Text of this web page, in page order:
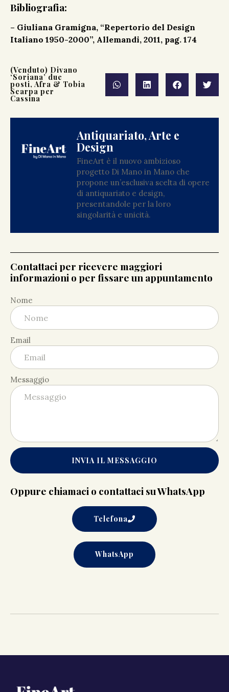
Bibliografia:
– Giuliana Gramigna, “Repertorio del Design
Italiano 1950-2000”, Allemandi, 2011, pag. 174
(Venduto) Divano
‘Soriana’ due
posti, Afra & Tobia
Scarpa per
Cassina
Antiquariato, Arte e
Design
FineArt è il nuovo ambizioso
progetto Di Mano in Mano che
propone un’esclusiva scelta di opere
di antiquariato e design,
presentandole per la loro
singolarità e unicità.
Contattaci per ricevere maggiori
informazioni o per fissare un appuntamento
Nome
Email
Messaggio
INVIA IL MESSAGGIO
Oppure chiamaci o contattaci su WhatsApp
Telefona
WhatsApp